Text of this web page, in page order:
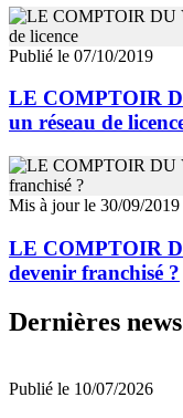
Publié le 07/10/2019
LE COMPTOIR
un réseau de
Mis à jour le 30/09/2019
LE COMPTOIR
devenir franchisé ?
Dernières
Publié le 10/07/2026